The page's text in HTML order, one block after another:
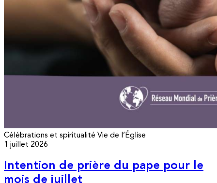
Célébrations et spiritualité Vie de l’Église
1 juillet 2026
Intention de prière du pape pour le
mois de juillet